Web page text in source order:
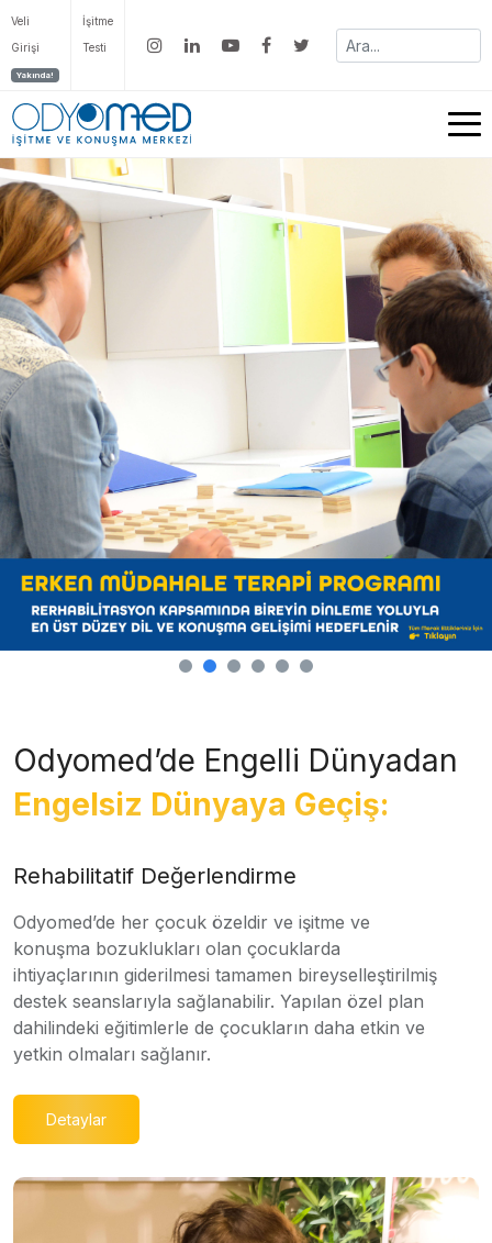
Veli
Girişi
Yakında!
İşitme
Testi
Odyomed’de Engelli Dünyadan
Engelsiz Dünyaya Geçiş:
Rehabilitatif Değerlendirme
Odyomed’de her çocuk özeldir ve işitme ve
konuşma bozuklukları olan çocuklarda
ihtiyaçlarının giderilmesi tamamen bireyselleştirilmiş
destek seanslarıyla sağlanabilir. Yapılan özel plan
dahilindeki eğitimlerle de çocukların daha etkin ve
yetkin olmaları sağlanır.
Detaylar